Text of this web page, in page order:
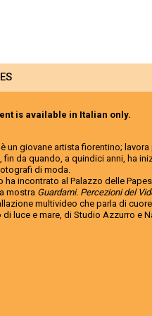
is available in Italian only.
un giovane artista fiorentino;
da quando, a quindici anni, ha
di moda.
ha incontrato al Palazzo delle
mostra Guardami. Percezioni del
multivideo che parla di
luce e mare, di Studio Azzurro e